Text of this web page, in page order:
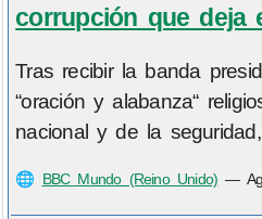
corrupción que deja
Tras recibir la banda
“oración y alabanza“
nacional y de la
🌐 BBC Mundo (Reino Unido) —